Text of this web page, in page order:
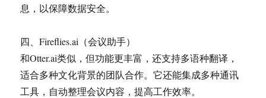
息，以保障数据安全。
四、Fireflies.ai（会议助手）
和Otter.ai类似，但功能更丰富，还支持多语种翻译，
适合多种文化背景的团队合作。它还能集成多种通讯
工具，自动整理会议内容，提高工作效率。